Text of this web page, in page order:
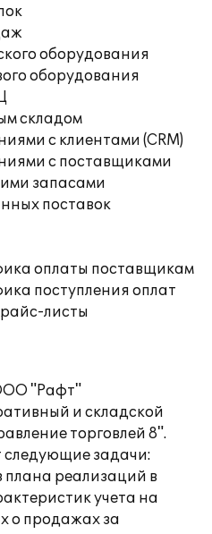
оборудования
оборудования
складом
с клиентами (CRM)
с поставщиками
запасами
поставок
оплаты поставщикам
поступления оплат
листы
"Рафт"
и складской
торговлей 8".
задачи:
плана реализаций в
учета на
о продажах за